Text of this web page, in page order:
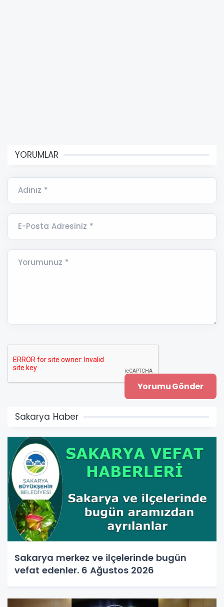
YORUMLAR
Adınız *
E-Posta Adresiniz *
Yorumunuz *
Sakarya Haber
Sakarya merkez ve ilçelerinde bugün
vefat edenler. 6 Ağustos 2026